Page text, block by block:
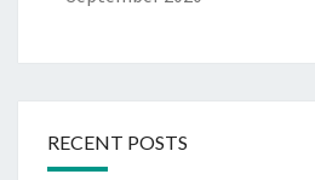
RECENT POSTS